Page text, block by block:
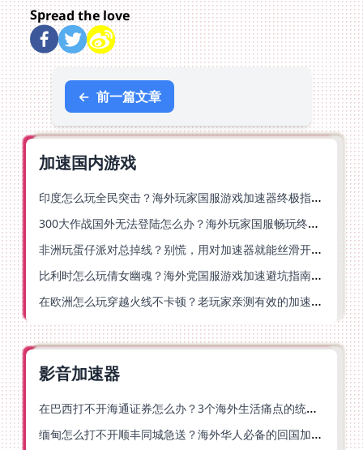
Spread the love
← 前一篇文章
加速国内游戏
印度怎么玩全民突击？海外玩家国服游戏加速器终极指南（附原神延迟优化+精灵之境加速器选择）
300大作战国外无法登陆怎么办？海外玩家国服畅玩终极指南（附实测推荐）
非洲玩蛋仔派对总掉线？别慌，用对加速器就能丝滑开跑！
比利时怎么玩倩女幽魂？海外党国服游戏加速避坑指南（附实测推荐）
在欧洲怎么玩穿越火线不卡顿？老玩家亲测有效的加速器选择指南
影音加速器
在巴西打不开海通证券怎么办？3个海外生活痛点的统一解决方案
缅甸怎么打不开顺丰同城急送？海外华人必备的回国加速指南（附B站会员游戏解决方案）